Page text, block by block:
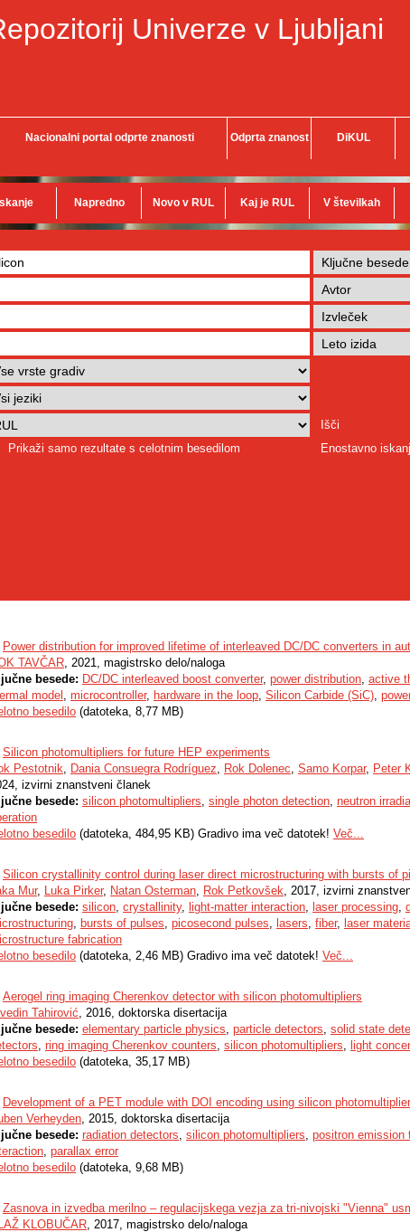
Univerze v Ljubljani
Nacionalni portal odprte znanosti Odprta znanost DiKUL
Iskanje Napredno Novo v RUL Kaj je RUL V številkah
Išči
Prikaži samo rezultate s celotnim besedilom
Enostavno
Power distribution for improved lifetime of interleaved DC/DC converters in
TAVČAR, 2021, magistrsko delo/naloga
besede: DC/DC interleaved boost converter, power distribution, active
model , microcontroller, hardware in the loop, Silicon Carbide (SiC),
besedilo (datoteka, 8,77 MB)
Silicon photomultipliers for future HEP experiments
Pestotnik, Dania Consuegra Rodríguez, Rok Dolenec, Samo Korpar, Peter
izvirni znanstveni članek
besede: silicon photomultipliers, single photon detection, neutron
besedilo (datoteka, 484,95 KB) Gradivo ima več datotek! Več...
Silicon crystallinity control during laser direct microstructuring with bursts of
Mur, Luka Pirker, Natan Osterman, Rok Petkovšek, 2017, izvirni
besede: silicon, crystallinity, light-matter interaction, laser processing,
, bursts of pulses, picosecond pulses, lasers, fiber, laser
fabrication
besedilo (datoteka, 2,46 MB) Gradivo ima več datotek! Več...
Aerogel ring imaging Cherenkov detector with silicon photomultipliers
Tahirović, 2016, doktorska disertacija
besede: elementary particle physics, particle detectors, solid state
, ring imaging Cherenkov counters, silicon photomultipliers, light
besedilo (datoteka, 35,17 MB)
Development of a PET module with DOI encoding using silicon
Verheyden, 2015, doktorska disertacija
besede: radiation detectors, silicon photomultipliers, positron emission
, parallax error
besedilo (datoteka, 9,68 MB)
Zasnova in izvedba merilno – regulacijskega vezja za tri-nivojski "Vienna"
KLOBUČAR, 2017, magistrsko delo/naloga